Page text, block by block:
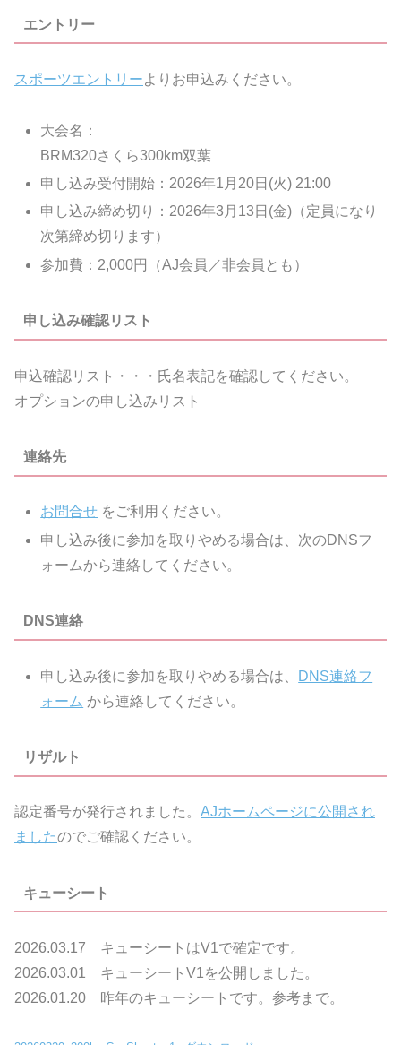
エントリー
スポーツエントリーよりお申込みください。
大会名：
BRM320さくら300km双葉
申し込み受付開始：2026年1月20日(火) 21:00
申し込み締め切り：2026年3月13日(金)（定員になり
次第締め切ります）
参加費：2,000円（AJ会員／非会員とも）
申し込み確認リスト
申込確認リスト・・・氏名表記を確認してください。
オプションの申し込みリスト
連絡先
お問合せ をご利用ください。
申し込み後に参加を取りやめる場合は、次のDNSフ
ォームから連絡してください。
DNS連絡
申し込み後に参加を取りやめる場合は、
DNS連絡フ
ォーム から連絡してください。
リザルト
認定番号が発行されました。 AJホームページに公開され
ましたのでご確認ください。
キューシート
2026.03.17 キューシートはV1で確定です。
2026.03.01 キューシートV1を公開しました。
2026.01.20 昨年のキューシートです。参考まで。